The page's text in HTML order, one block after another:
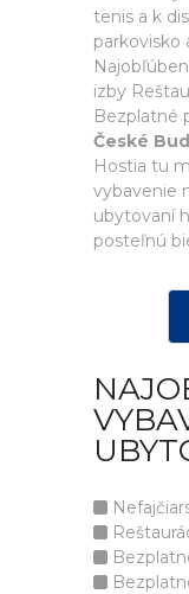
tenis a k
parkovisko
izby
Bezplatné
České
Hostia tu
vybavenie
ubytovaní
posteľnú